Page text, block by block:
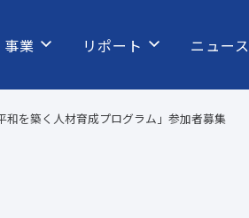
事業 リポート ニュース
和を築く人材育成プログラム」参加者募集